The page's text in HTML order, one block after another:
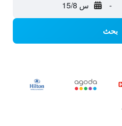
- س 15/8
بحث